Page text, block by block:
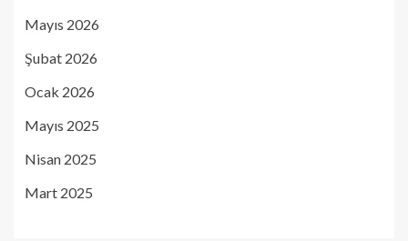
Mayıs 2026
Şubat 2026
Ocak 2026
Mayıs 2025
Nisan 2025
Mart 2025